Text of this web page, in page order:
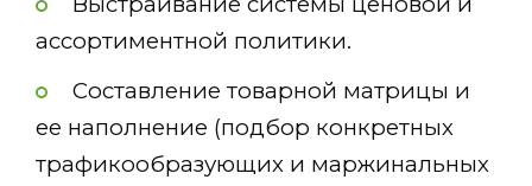
ассортиментной политики.
Составление товарной матрицы и
ее наполнение (подбор конкретных
трафикообразующих и маржинальных